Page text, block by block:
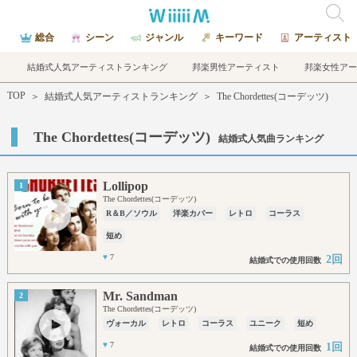
総合 シーン ジャンル キーワード アーティスト
結婚式人気アーティストランキング 邦楽男性アーティスト 邦楽女性ア
TOP ＞ 結婚式人気アーティストランキング ＞ The Chordettes(コーデッツ)
The Chordettes(コーデッツ) 結婚式人気曲ランキング
1 Lollipop
The Chordettes(コーデッツ)
R＆B／ソウル
洋楽カバー レトロ コーラス
短め
♥ 7 結婚式での使用回数 2回
2 Mr. Sandman
The Chordettes(コーデッツ)
ヴォーカル
レトロ コーラス ユニーク 短め
♥ 7 結婚式での使用回数 1回